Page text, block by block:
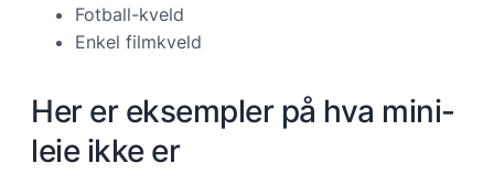
Fotball-kveld
Enkel filmkveld
Her er eksempler på hva mini-
leie ikke er